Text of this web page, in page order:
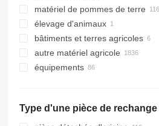
équipements pour fourrage
débusqueurs
porteurs forestiers
abatteuses
motoculteurs
debroussailleuses
motobineuses
pulvérisateurs à main
tracteurs tondeuses
matériel de pommes de terre
arracheuses de pommes de
fraises butteuses
planteuses de pommes de
récolteuses de pommes de
élevage d'animaux
bâtiments et terres agricoles
élévateurs à grain et
autre matériel agricole
équipements
chargeurs frontaux
équipements pour matériel
Type d'une pièce de rechange